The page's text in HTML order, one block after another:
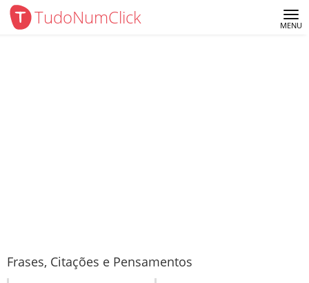
TudoNumClick MENU
Frases, Citações e Pensamentos